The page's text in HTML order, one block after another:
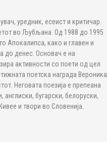
уредник, есеист и критичар.
во Љубљана. Од 1988 до 1995
Апокалипса, како и главен и
до денес. Основач е на
активности со поети од цел
поетска награда Вероника
Неговата поезија е препеана
англиски, бугарски, белоруски,
и твори во Словенија.